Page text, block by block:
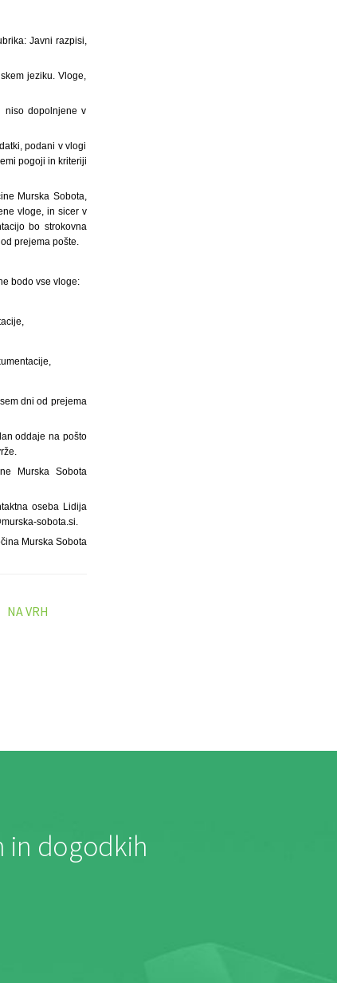
Javni razpisi,
jeziku. Vloge,
niso dopolnjene v
podani v vlogi
pogoji in kriteriji
Murska Sobota,
vloge, in sicer v
bo strokovna
prejema pošte.
bodo vse vloge:
dni od prejema
oddaje na pošto
Murska Sobota
oseba Lidija
sobota.si.
Murska Sobota
NA VRH
in dogodkih